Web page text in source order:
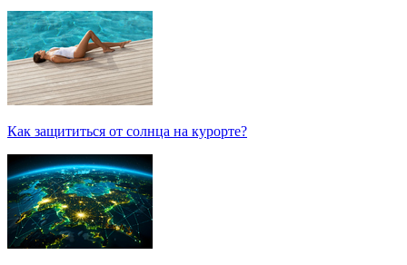
Как защититься от солнца на курорте?